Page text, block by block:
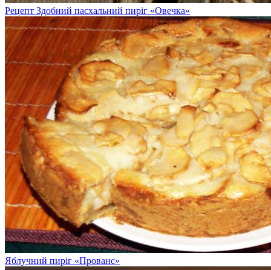
Рецепт Здобний пасхальний пиріг «Овечка»
Яблучний пиріг «Прованс»